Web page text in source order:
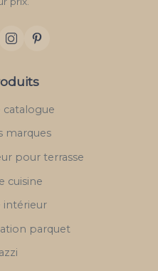
catalogue
marques
pour terrasse
cuisine
intérieur
parquet